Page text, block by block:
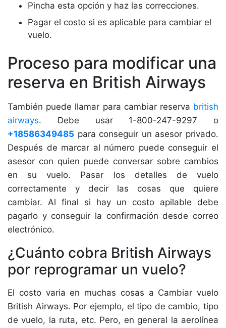
Pincha esta opción y haz las correcciones.
Pagar el costo si es aplicable para cambiar el
vuelo.
Proceso para modificar una
reserva en British Airways
También puede llamar para cambiar reserva british
airways. Debe usar 1-800-247-9297 o
+18586349485 para conseguir un asesor privado.
Después de marcar al número puede conseguir el
asesor con quien puede conversar sobre cambios
en su vuelo. Pasar los detalles de vuelo
correctamente y decir las cosas que quiere
cambiar. Al final si hay un costo apilable debe
pagarlo y conseguir la confirmación desde correo
electrónico.
¿Cuánto cobra British Airways
por reprogramar un vuelo?
El costo varia en muchas cosas a Cambiar vuelo
British Airways. Por ejemplo, el tipo de cambio, tipo
de vuelo, la ruta, etc. Pero, en general la aerolínea